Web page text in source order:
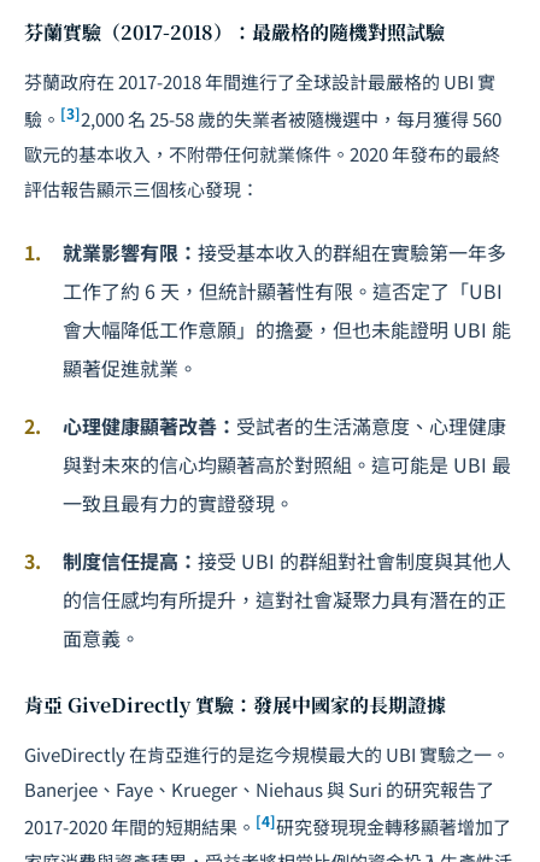
芬蘭實驗（2017-2018）：最嚴格的隨機對照試驗
芬蘭政府在 2017-2018 年間進行了全球設計最嚴格的 UBI 實
驗。 [3]2,000 名 25-58 歲的失業者被隨機選中，每月獲得 560
歐元的基本收入，不附帶任何就業條件。2020 年發布的最終
評估報告顯示三個核心發現：
就業影響有限： 接受基本收入的群組在實驗第一年多
工作了約 6 天，但統計顯著性有限。這否定了「UBI
會大幅降低工作意願」的擔憂，但也未能證明 UBI 能
顯著促進就業。
心理健康顯著改善： 受試者的生活滿意度、心理健康
與對未來的信心均顯著高於對照組。這可能是 UBI 最
一致且最有力的實證發現。
制度信任提高： 接受 UBI 的群組對社會制度與其他人
的信任感均有所提升，這對社會凝聚力具有潛在的正
面意義。
肯亞 GiveDirectly 實驗：發展中國家的長期證據
GiveDirectly 在肯亞進行的是迄今規模最大的 UBI 實驗之一。
Banerjee、Faye、Krueger、Niehaus 與 Suri 的研究報告了
2017-2020 年間的短期結果。 [4]研究發現現金轉移顯著增加了